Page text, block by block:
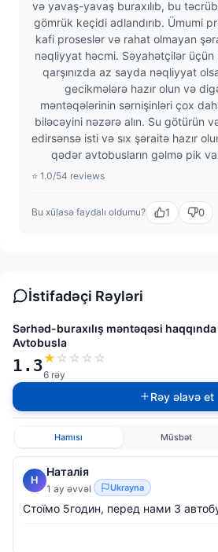
və yavaş-yavaş buraxılıb, bu
gömrük keçidi adlandırıb. Ümumi
kafi proseslər və rahat olmayan
nəqliyyat həcmi. Səyahətçilər
qarşınızda az sayda nəqliyyat
gecikmələrə hazır olun və
məntəqələrinin sərnişinləri çox
biləcəyini nəzərə alın. Su götürün
edirsənsə isti və sıx şəraitə hazır
qədər avtobusların gəlmə pik
⭐ 1.0/54 reviews
Bu xülasə faydalı oldumu? 1 0
İstifadəçi Rəyləri
Sərhəd-buraxılış məntəqəsi
Avtobusla
1.3★ ☆ ☆ ☆ ☆
6 rəy
Rəy əlavə et
Hamısı Müsbət
Н
Наталія
1 ay əvvəl Ukrayna
Стоїмо 5годин, перед нами 3